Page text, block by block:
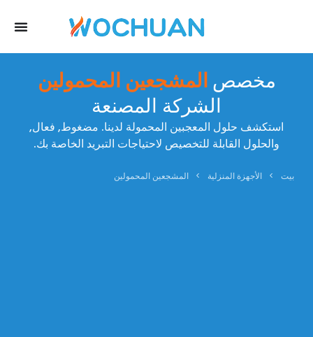
مخصصالمشجعين المحمولين
الشركة المصنعة
استكشف حلول المعجبين المحمولة لدينا. مضغوط, فعال,
والحلول القابلة للتخصيص لاحتياجات التبريد الخاصة بك.
بيت الأجهزة المنزلية المشجعين المحمولين